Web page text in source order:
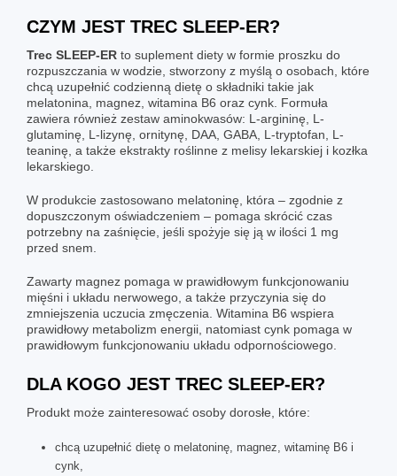
CZYM JEST TREC SLEEP-ER?
Trec SLEEP-ER to suplement diety w formie proszku do
rozpuszczania w wodzie, stworzony z myślą o osobach, które
chcą uzupełnić codzienną dietę o składniki takie jak
melatonina, magnez, witamina B6 oraz cynk. Formuła
zawiera również zestaw aminokwasów: L-argininę, L-
glutaminę, L-lizynę, ornitynę, DAA, GABA, L-tryptofan, L-
teaninę, a także ekstrakty roślinne z melisy lekarskiej i kozłka
lekarskiego.
W produkcie zastosowano melatoninę, która – zgodnie z
dopuszczonym oświadczeniem – pomaga skrócić czas
potrzebny na zaśnięcie, jeśli spożyje się ją w ilości 1 mg
przed snem.
Zawarty magnez pomaga w prawidłowym funkcjonowaniu
mięśni i układu nerwowego, a także przyczynia się do
zmniejszenia uczucia zmęczenia. Witamina B6 wspiera
prawidłowy metabolizm energii, natomiast cynk pomaga w
prawidłowym funkcjonowaniu układu odpornościowego.
DLA KOGO JEST TREC SLEEP-ER?
Produkt może zainteresować osoby dorosłe, które:
chcą uzupełnić dietę o melatoninę, magnez, witaminę B6 i
cynk,